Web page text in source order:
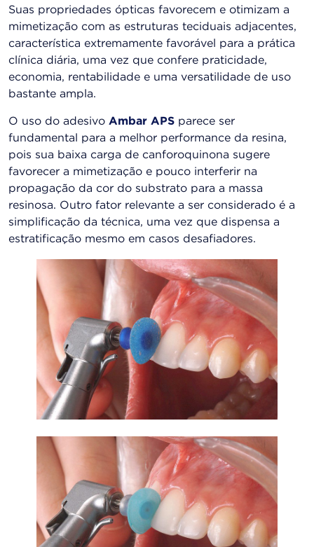
Suas propriedades ópticas favorecem e otimizam a
mimetização com as estruturas teciduais adjacentes,
característica extremamente favorável para a prática
clínica diária, uma vez que confere praticidade,
economia, rentabilidade e uma versatilidade de uso
bastante ampla.
O uso do adesivo Ambar APS parece ser
fundamental para a melhor performance da resina,
pois sua baixa carga de canforoquinona sugere
favorecer a mimetização e pouco interferir na
propagação da cor do substrato para a massa
resinosa. Outro fator relevante a ser considerado é a
simplificação da técnica, uma vez que dispensa a
estratificação mesmo em casos desafiadores.